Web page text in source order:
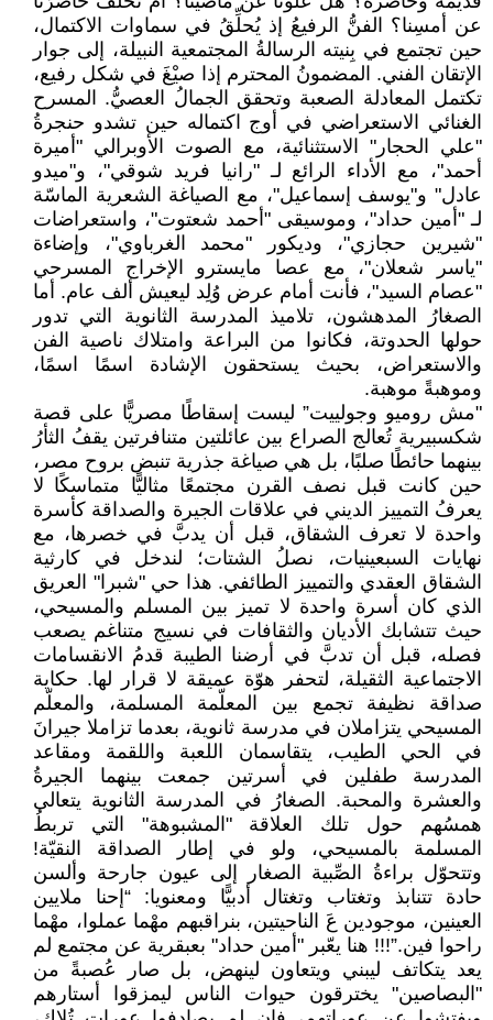
عن أمسِنا؟ الفنُّ الرفيعُ إذ يُحلِّقُ في سماوات الاكتمال،
حين تجتمع في بِنيته الرسالةُ المجتمعية النبيلة، إلى جوار
الإتقان الفني. المضمونُ المحترم إذا صيْغَ في شكل رفيع،
تكتمل المعادلة الصعبة وتحقق الجمالُ العصيُّ. المسرح
الغنائي الاستعراضي في أوج اكتماله حين تشدو حنجرةُ
"علي الحجار" الاستثنائية، مع الصوت الأوبرالي "أميرة
أحمد"، مع الأداء الرائع لـ "رانيا فريد شوقي"، و"ميدو
عادل" و"يوسف إسماعيل"، مع الصياغة الشعرية الماسّة
لـ "أمين حداد"، وموسيقى "أحمد شعتوت"، واستعراضات
"شيرين حجازي"، وديكور "محمد الغرباوي"، وإضاءة
"ياسر شعلان"، مع عصا مايسترو الإخراج المسرحي
"عصام السيد"، فأنت أمام عرض وُلِد ليعيش ألف عام. أما
الصغارُ المدهشون، تلاميذ المدرسة الثانوية التي تدور
حولها الحدوتة، فكانوا من البراعة وامتلاك ناصية الفن
والاستعراض، بحيث يستحقون الإشادة اسمًا اسمًا،
وموهبةً موهبة.
"مش روميو وجولييت” ليست إسقاطًا مصريًّا على قصة
شكسبيرية تُعالج الصراع بين عائلتين متنافرتين يقفُ الثأرُ
بينهما حائطًا صلبًا، بل هي صياغة جذرية تنبض بروح مصر،
حين كانت قبل نصف القرن مجتمعًا مثاليًّا متماسكًا لا
يعرفُ التمييز الديني في علاقات الجيرة والصداقة كأسرة
واحدة لا تعرف الشقاق، قبل أن يدبَّ في خصرها، مع
نهايات السبعينيات، نصلُ الشتات؛ لندخل في كارثية
الشقاق العقدي والتمييز الطائفي. هذا حي "شبرا" العريق
الذي كان أسرة واحدة لا تميز بين المسلم والمسيحي،
حيث تتشابك الأديان والثقافات في نسيج متناغم يصعب
فصله، قبل أن تدبَّ في أرضنا الطيبة قدمُ الانقسامات
الاجتماعية الثقيلة، لتحفر هوّة عميقة لا قرار لها. حكاية
صداقة نظيفة تجمع بين المعلّمة المسلمة، والمعلّم
المسيحي يتزاملان في مدرسة ثانوية، بعدما تزاملا جيرانَ
في الحي الطيب، يتقاسمان اللعبة واللقمة ومقاعد
المدرسة طفلين في أسرتين جمعت بينهما الجيرةُ
والعشرة والمحبة. الصغارُ في المدرسة الثانوية يتعالى
همسُهم حول تلك العلاقة "المشبوهة" التي تربطُ
المسلمة بالمسيحي، ولو في إطار الصداقة النقيّة!
وتتحوّل براءةُ الصِّبية الصغار إلى عيون جارحة وألسن
حادة تتنابذ وتغتاب وتغتال أدبيًّا ومعنويا: “إحنا ملايين
العينين، موجودين عَ الناحيتين، بنراقبهم مهْما عملوا، مهْما
راحوا فين.”!!! هنا يعّبر "أمين حداد" بعبقرية عن مجتمع لم
يعد يتكاتف ليبني ويتعاون لينهض، بل صار عُصبةً من
"البصاصين" يخترقون حيوات الناس ليمزقوا أستارهم